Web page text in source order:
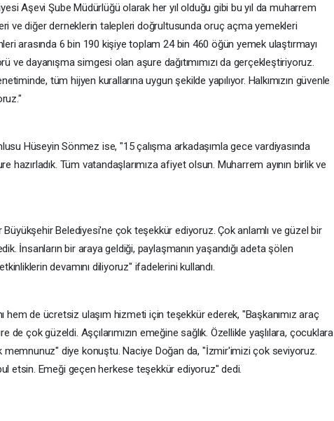
Aşevi Şube Müdürlüğü olarak her yıl olduğu gibi bu yıl da muharrem
ve diğer derneklerin talepleri doğrultusunda oruç açma yemekleri
arasında 6 bin 190 kişiye toplam 24 bin 460 öğün yemek ulaştırmayı
ve dayanışma simgesi olan aşure dağıtımımızı da gerçekleştiriyoruz.
tüm hijyen kurallarına uygun şekilde yapılıyor. Halkımızın güvenle
Hüseyin Sönmez ise, "15 çalışma arkadaşımla gece vardiyasında
hazırladık. Tüm vatandaşlarımıza afiyet olsun. Muharrem ayının birlik ve
Büyükşehir Belediyesi'ne çok teşekkür ediyoruz. Çok anlamlı ve güzel bir
İnsanların bir araya geldiği, paylaşmanın yaşandığı adeta şölen
devamını diliyoruz" ifadelerini kullandı.
hem de ücretsiz ulaşım hizmeti için teşekkür ederek, "Başkanımız araç
çok güzeldi. Aşçılarımızın emeğine sağlık. Özellikle yaşlılara, çocuklara
memnunuz" diye konuştu. Naciye Doğan da, "İzmir'imizi çok seviyoruz.
etsin. Emeği geçen herkese teşekkür ediyoruz" dedi.